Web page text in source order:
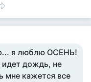
я люблю ОСЕНЬ!
идет дождь, не
мне кажется все